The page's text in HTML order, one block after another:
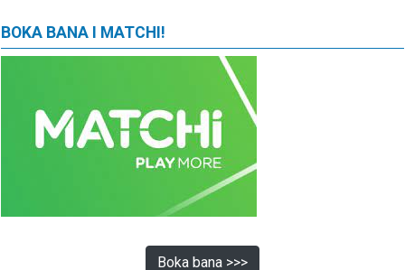
BOKA BANA I MATCHI!
Boka bana >>>